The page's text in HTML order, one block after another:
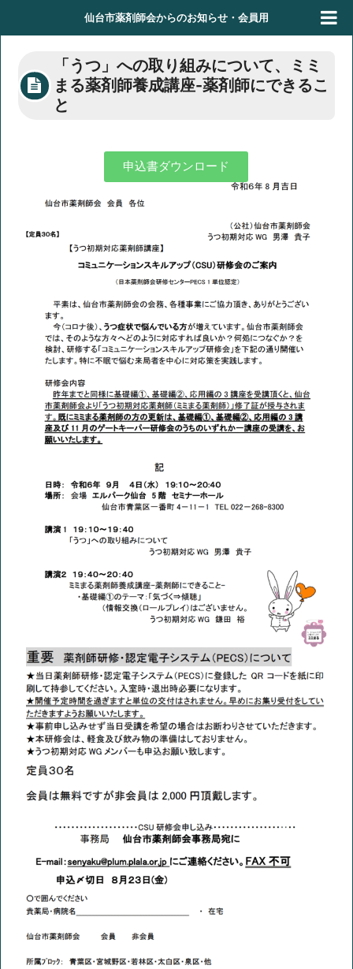
仙台市薬剤師会からのお知らせ・会員用
「うつ」への取り組みについて、ミミ
まる薬剤師養成講座-薬剤師にできるこ
と
申込書ダウンロード